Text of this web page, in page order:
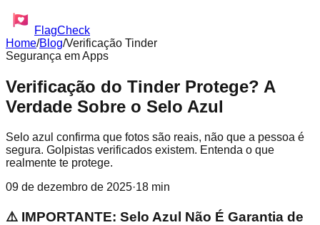
FlagCheck
Home/Blog/Verificação Tinder
Segurança em Apps
Verificação do Tinder Protege? A
Verdade Sobre o Selo Azul
Selo azul confirma que fotos são reais, não que a pessoa é
segura. Golpistas verificados existem. Entenda o que
realmente te protege.
09 de dezembro de 2025·18 min
⚠️ IMPORTANTE: Selo Azul Não É Garantia de